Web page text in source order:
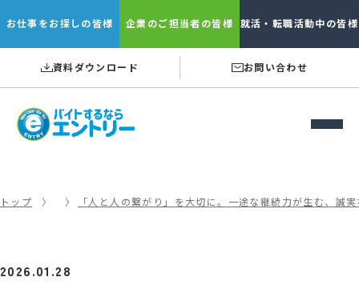
お仕事をお探しの皆様 企業のご担当者の皆様 就活・転職活動中の皆様
資料ダウンロード お問い合わせ
トップ 「人と人の繋がり」を大切に。一途な継続力が生む、誠
2026.01.28